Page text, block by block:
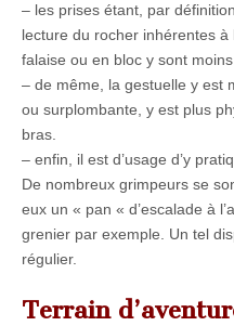
– les prises étant, par
lecture du rocher inhérentes à
falaise ou en bloc y sont
– de même, la gestuelle y est
ou surplombante, y est plus
bras.
– enfin, il est d’usage d’y
De nombreux grimpeurs se
eux un « pan « d’escalade à
grenier par exemple. Un tel
régulier.
Terrain